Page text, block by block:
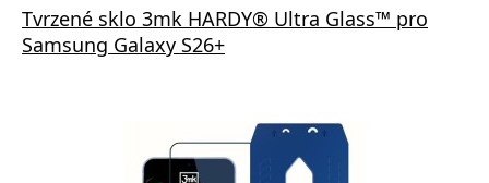
Tvrzené sklo 3mk HARDY® Ultra Glass™ pro
Samsung Galaxy S26+